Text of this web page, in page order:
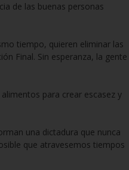
de las buenas personas
tiempo, quieren eliminar las
Final. Sin esperanza, la gente
para crear escasez y
una dictadura que nunca
que atravesemos tiempos